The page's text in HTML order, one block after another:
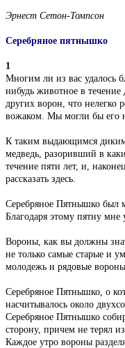
Эрнест Сетон-Томпсон
Серебряное пятнышко
1
Многим ли из вас удалось
нибудь животное в
других ворон, что нелегко
вожаком. Мы могли бы его
К таким выдающимся диким
медведь, разоривший в
течение пяти лет, и,
рассказать здесь.
Серебряное Пятнышко был
Благодаря этому пятну мне
Вороны, как вы должны
не только самые старые и
молодежь и рядовые
Серебряное Пятнышко, о
насчитывалось около
Серебряное Пятнышко
сторону, причем не терял
Каждое утро вороны